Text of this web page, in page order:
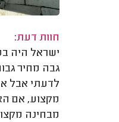
חוות דעת:
ישראל היה
גבה מחיר
לדעתי אבל
מקצוע, אם
מבחינה